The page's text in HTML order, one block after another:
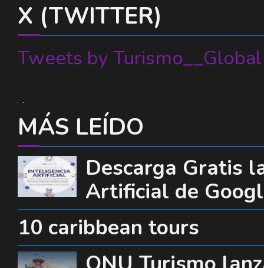
X (TWITTER)
Tweets by Turismo__Global
MÁS LEÍDO
Descarga Gratis
Artificial de
10 caribbean tours